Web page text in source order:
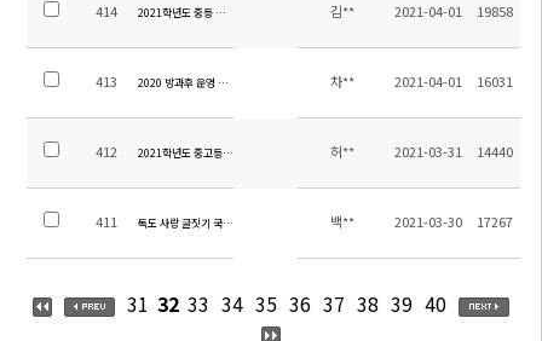
414 2021학년도 중등 평가계획 비율 김** 2021-04-01 19858
413 2020 방과후 운영 결과 보고 차** 2021-04-01 16031
412 2021학년도 중고등 1학기 방과후 운영계획 허** 2021-03-31 14440
411 독도 사랑 글짓기 국제대회 안내 백** 2021-03-30 17267
31 32 33 34 35 36 37 38 39 40